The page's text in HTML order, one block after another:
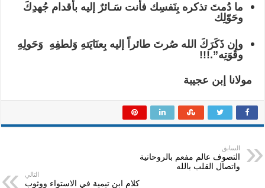
ما دُمتَ تذكره بِنَفسِك فأنت سَـائرٌ إليه بأقدام جُهدِكَ
وحَوّلِك
وإن ذَكَرَكَ الله صُرتَ طائراً إليه بِعنَايَتهِ وَلطفِهِ وَحَولِهِ
وقُوَتِه”.!!!
مولانا إبن عجيبة
السابق
التصوف عالم مفعم بالروحانية
واتصال القلب بالله
التالي
كلام ابن تيمية في الاستواء ووثوب